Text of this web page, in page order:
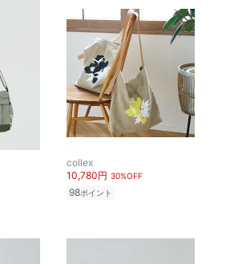
collex
10,780円 30%OFF
98ポイント